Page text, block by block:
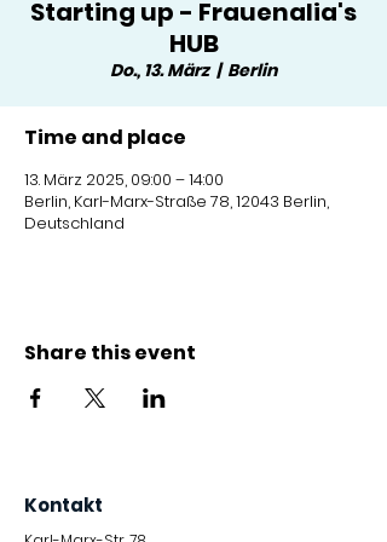
Starting up - Frauenalia's
HUB
Do., 13. März
  |
Berlin
Time and place
13. März 2025, 09:00 – 14:00
Berlin, Karl-Marx-Straße 78, 12043 Berlin,
Deutschland
Share this event
Kontakt